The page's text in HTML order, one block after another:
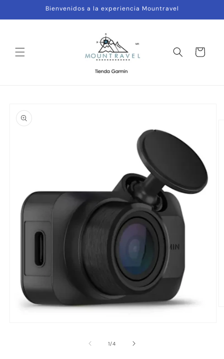
directamente
al contenido
Bienvenidos a la experiencia Mountravel
Carrito
información
del producto
1/de
4